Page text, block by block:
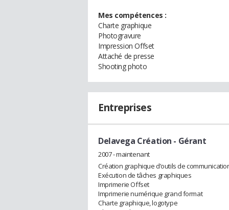
Mes compétences :
Charte graphique
Photogravure
Impression Offset
Attaché de presse
Shooting photo
Entreprises
Delavega Création - Gérant
2007 - maintenant
Création graphique d’outils de
Exécution de tâches graphiques
Imprimerie Offset
Imprimerie numérique grand format
Charte graphique, logotype